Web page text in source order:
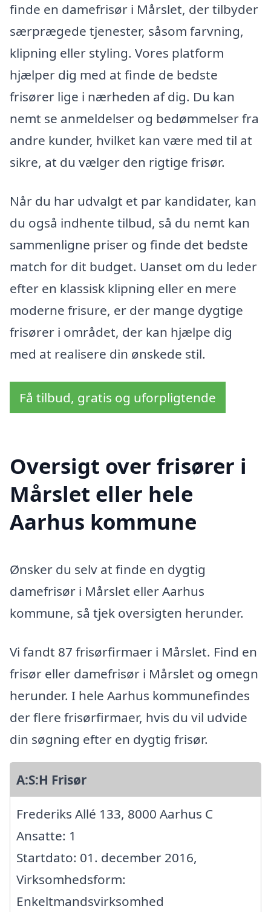
finde en damefrisør i Mårslet, der tilbyder
særprægede tjenester, såsom farvning,
klipning eller styling. Vores platform
hjælper dig med at finde de bedste
frisører lige i nærheden af dig. Du kan
nemt se anmeldelser og bedømmelser fra
andre kunder, hvilket kan være med til at
sikre, at du vælger den rigtige frisør.
Når du har udvalgt et par kandidater, kan
du også indhente tilbud, så du nemt kan
sammenligne priser og finde det bedste
match for dit budget. Uanset om du leder
efter en klassisk klipning eller en mere
moderne frisure, er der mange dygtige
frisører i området, der kan hjælpe dig
med at realisere din ønskede stil.
Få tilbud, gratis og uforpligtende
Oversigt over frisører i
Mårslet eller hele
Aarhus kommune
Ønsker du selv at finde en dygtig
damefrisør i Mårslet eller Aarhus
kommune, så tjek oversigten herunder.
Vi fandt 87 frisørfirmaer i Mårslet. Find en
frisør eller damefrisør i Mårslet og omegn
herunder. I hele Aarhus kommunefindes
der flere frisørfirmaer, hvis du vil udvide
din søgning efter en dygtig frisør.
A:S:H Frisør
Frederiks Allé 133, 8000 Aarhus C
Ansatte: 1
Startdato: 01. december 2016,
Virksomhedsform:
Enkeltmandsvirksomhed